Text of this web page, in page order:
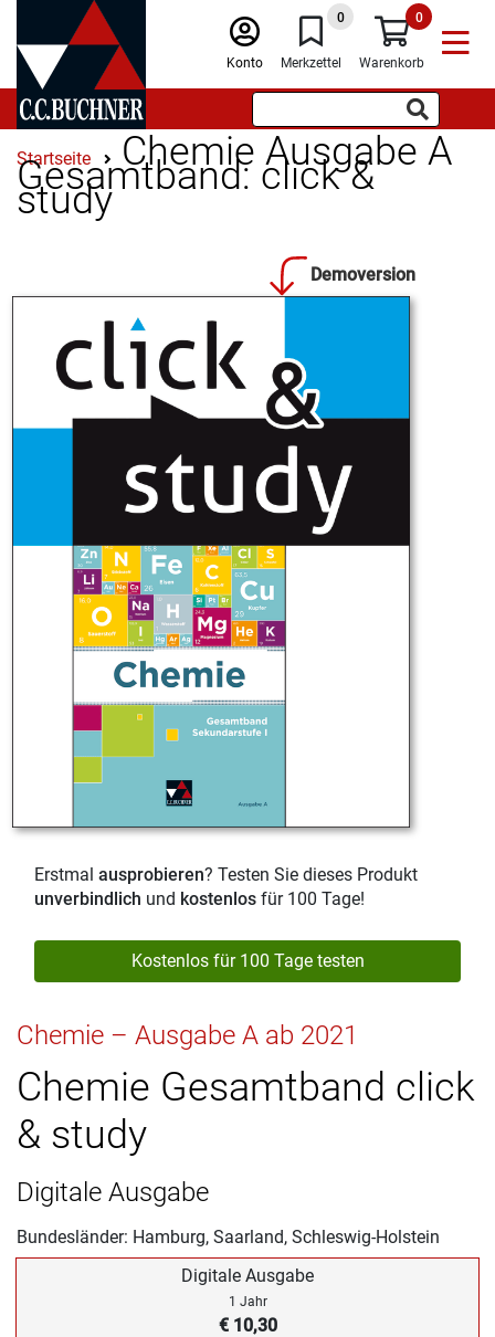
Konto
0
Merkzettel
0
Warenkorb
Startseite Chemie Ausgabe A
Gesamtband: click &
study
Demoversion
Erstmal ausprobieren? Testen Sie dieses Produkt
unverbindlich und kostenlos für 100 Tage!
Kostenlos für 100 Tage testen
Chemie – Ausgabe A ab 2021
Chemie Gesamtband click
& study
Digitale Ausgabe
Bundesländer: Hamburg, Saarland, Schleswig-Holstein
Digitale Ausgabe
1 Jahr
€ 10,30